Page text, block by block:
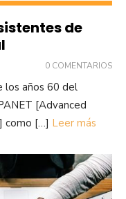
de
0 COMENTARIOS
los años 60 del
[Advanced
como […] Leer más